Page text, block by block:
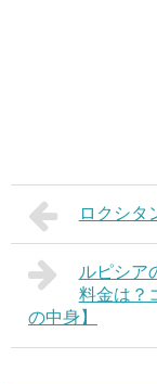
ロクシタ
ルピシア
料金は？
の中身】